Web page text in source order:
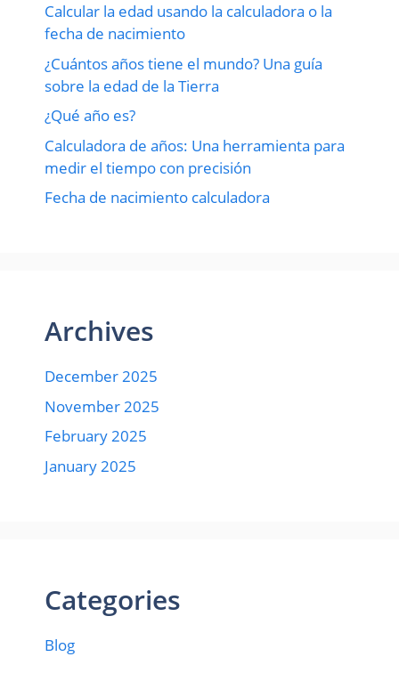
Calcular la edad usando la calculadora o la
fecha de nacimiento
¿Cuántos años tiene el mundo? Una guía
sobre la edad de la Tierra
¿Qué año es?
Calculadora de años: Una herramienta para
medir el tiempo con precisión
Fecha de nacimiento calculadora
Archives
December 2025
November 2025
February 2025
January 2025
Categories
Blog